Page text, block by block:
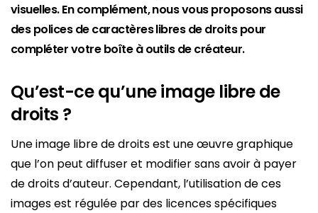
visuelles. En complément, nous vous proposons aussi
des polices de caractères libres de droits pour
compléter votre boîte à outils de créateur.
Qu’est-ce qu’une image libre de
droits ?
Une image libre de droits est une œuvre graphique
que l’on peut diffuser et modifier sans avoir à payer
de droits d’auteur. Cependant, l’utilisation de ces
images est régulée par des licences spécifiques